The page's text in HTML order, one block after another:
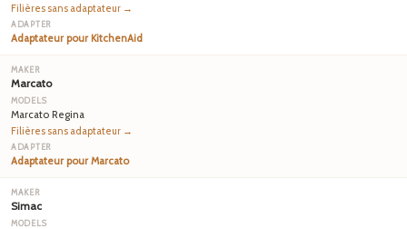
Filières sans adaptateur →
Adaptateur pour KitchenAid
Marcato
Marcato Regina
Filières sans adaptateur →
Adaptateur pour Marcato
Simac